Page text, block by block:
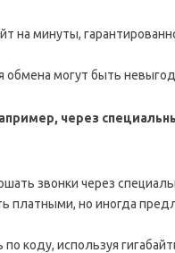
на минуты,
обмена могут быть
через
звонки через
платными, но иногда
коду, используя